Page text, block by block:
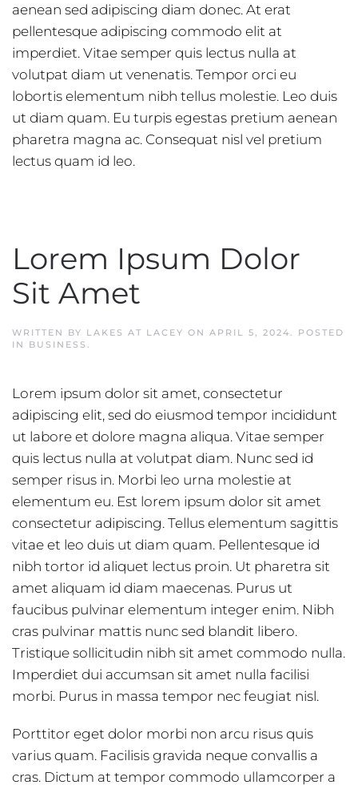
aenean sed adipiscing diam donec. At erat
pellentesque adipiscing commodo elit at
imperdiet. Vitae semper quis lectus nulla at
volutpat diam ut venenatis. Tempor orci eu
lobortis elementum nibh tellus molestie. Leo duis
ut diam quam. Eu turpis egestas pretium aenean
pharetra magna ac. Consequat nisl vel pretium
lectus quam id leo.
Lorem Ipsum Dolor
Sit Amet
WRITTEN BY LAKES AT LACEY ON APRIL 5, 2024
. POSTED
IN BUSINESS
Lorem ipsum dolor sit amet, consectetur
adipiscing elit, sed do eiusmod tempor incididunt
ut labore et dolore magna aliqua. Vitae semper
quis lectus nulla at volutpat diam. Nunc sed id
semper risus in. Morbi leo urna molestie at
elementum eu. Est lorem ipsum dolor sit amet
consectetur adipiscing. Tellus elementum sagittis
vitae et leo duis ut diam quam. Pellentesque id
nibh tortor id aliquet lectus proin. Ut pharetra sit
amet aliquam id diam maecenas. Purus ut
faucibus pulvinar elementum integer enim. Nibh
cras pulvinar mattis nunc sed blandit libero.
Tristique sollicitudin nibh sit amet commodo nulla.
Imperdiet dui accumsan sit amet nulla facilisi
morbi. Purus in massa tempor nec feugiat nisl.
Porttitor eget dolor morbi non arcu risus quis
varius quam. Facilisis gravida neque convallis a
cras. Dictum at tempor commodo ullamcorper a